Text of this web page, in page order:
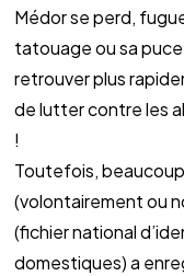
Médor se perd,
tatouage ou sa
retrouver plus
de lutter contre les
!
Toutefois,
(volontairement ou
(fichier national
domestiques) a